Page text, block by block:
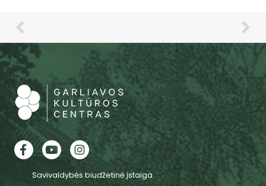
Savivaldybės biudžetinė įstaiga.